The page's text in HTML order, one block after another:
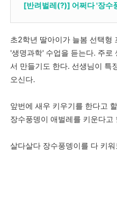
[반려벌레(?)] 어쩌다 '장수
초2학년 딸아이가 늘봄 선택형
'생명과학' 수업을 듣는다. 주
서 만들기도 한다. 선생님이 특
오신다.
앞번에 새우 키우기를 한다고
장수풍뎅이 애벌레를 키운다고
살다살다 장수풍뎅이를 다 키